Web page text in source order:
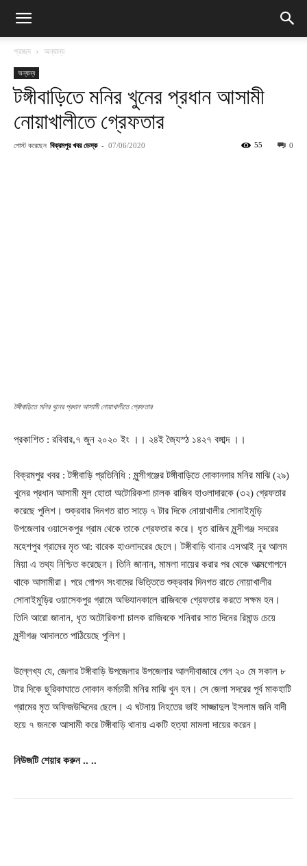
প্রচ্ছদ অন্যান্য
অন্যান্য
টঙ্গীবাড়িতে মনির খুনের প্রধান আসামী
নোয়াখালীতে গ্রেফতার
পোস্ট করেছেন বিক্রমপুর খবর ডেস্ক - 07/06/2020 0
55
টঙ্গীবাড়িতে মনির খুনের প্রধান আসামী নোয়াখালীতে গ্রেফতার
প্রকাশিত : রবিবার,৭ জুন ২০২০ ইং ।। ২৪ই জ্যৈস্ঠ ১৪২৭ বঙ্গাব্দ ।।
বিক্রমপুর খবর : টঙ্গীবাড়ি প্রতিনিধি : মুন্সীগঞ্জের টঙ্গীবাড়িতে দোকানদার মনির মাঝি (২৯)
খুনের প্রধান আসামী মুল হোতা অটোরিকশা চালক রাজিব হাওলাদারকে (৩২) গ্রেফতার
করেছে পুলিশ। শুক্রবার দিনগত রাত সাড়ে ৭ টার দিকে নোয়াখালীর সোনাইমুড়ি
উপজেলার ওয়াসেকপুর গ্রাম থেকে তাকে গ্রেফতার করে। ধৃত রাজিব মুন্সীগঞ্জ সদরের
মহেশপুর গ্রামের মৃত আ: বারেক হাওলাদরের ছেলে। টঙ্গীবাড়ি থানার এসআই নুর আলম
মিয়া এ তথ্য নিশ্চিত করেছেন। তিনি জানান, মামলা দায়ের করার পর থেকে আত্মগোপনে
থাকে আসামীরা। পরে গোপন সংবাদের ভিত্তিতে শুক্রবার দিনগত রাতে নোয়াখালীর
সোনাইমুড়ির ওয়াসেকপুর গ্রামে অভিযানকালে রাজিবকে গ্রেফতার করতে সক্ষম হন।
তিনি আরো জানান, ধৃত অটোরিকশা চালক রাজিবকে শনিবার সাত দিনের রিমান্ড চেয়ে
মুন্সীগঞ্জ আদালতে পাঠিয়েছে পুলিশ।
উল্লেখ্য যে, জেলার টঙ্গীবাড়ি উপজেলার উপজেলার আলদীবাজারে গেল ২০ মে সকাল ৮
টার দিকে ছুরিকাঘাতে দোকান কর্মচারী মনির মাঝি খুন হন। সে জেলা সদরের পূর্ব মাকহাটি
গ্রামের মৃত অফিজউদ্দিনের ছেলে। এ ঘটনায় নিহতের ভাই সাজ্জাদুল ইসলাম জনি বাদী
হয়ে ৭ জনকে আসামী করে টঙ্গীবাড়ি থানায় একটি হত্যা মামলা দায়ের করেন।
নিউজটি শেয়ার করুন.. ..